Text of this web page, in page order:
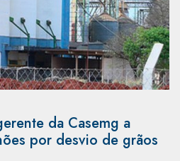
da Casemg a
por desvio de grãos